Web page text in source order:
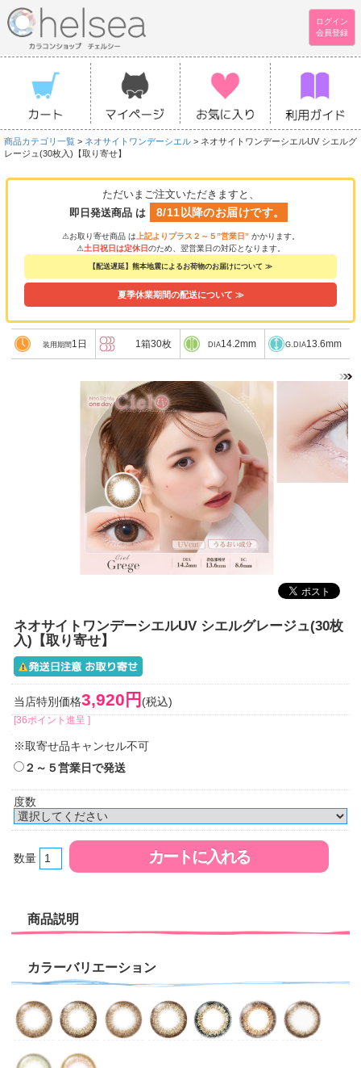
ログイン
会員登録
商品カテゴリ一覧 > ネオサイトワンデーシエル > ネオサイトワンデーシエルUV シエルグ
レージュ(30枚入)【取り寄せ】
ただいまご注文いただきますと、
即日発送商品 は
8/11以降のお届けです。
⚠お取り寄せ商品 は 上記よりプラス２～５”営業日” かかります。
⚠土日祝日は定休日のため、翌営業日の対応となります。
【配送遅延】熊本地震によるお荷物のお届けについて ≫
夏季休業期間の配送について ≫
装用期間 1日 1箱30枚 DIA14.2mm G.DIA13.6mm
ネオサイトワンデーシエルUV シエルグレージュ(30枚
入)【取り寄せ】
当店特別価格3,920円 (税込)
[36ポイント進呈 ]
※取寄せ品キャンセル不可
２～５営業日で発送
度数
数量
商品説明
カラーバリエーション